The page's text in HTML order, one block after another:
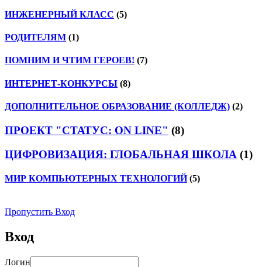
ИНЖЕНЕРНЫЙ КЛАСС (5)
РОДИТЕЛЯМ (1)
ПОМНИМ И ЧТИМ ГЕРОЕВ! (7)
ИНТЕРНЕТ-КОНКУРСЫ (8)
ДОПОЛНИТЕЛЬНОЕ ОБРАЗОВАНИЕ (КОЛЛЕДЖ) (2)
ПРОЕКТ "СТАТУС: ON LINE" (8)
ЦИФРОВИЗАЦИЯ: ГЛОБАЛЬНАЯ ШКОЛА (1)
МИР КОМПЬЮТЕРНЫХ ТЕХНОЛОГИЙ(5)
Пропустить Вход
Вход
Логин